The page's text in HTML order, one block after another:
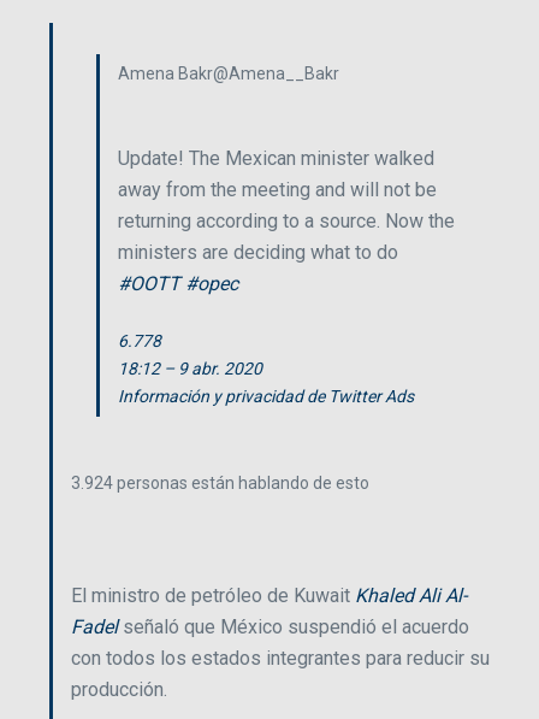
Amena Bakr@Amena__Bakr
Update! The Mexican minister walked
away from the meeting and will not be
returning according to a source. Now the
ministers are deciding what to do
#OOTT #opec
6.778
18:12 – 9 abr. 2020
Información y privacidad de Twitter Ads
3.924 personas están hablando de esto
El ministro de petróleo de Kuwait Khaled Ali Al-
Fadelseñaló que México suspendió el acuerdo
con todos los estados integrantes para reducir su
producción.